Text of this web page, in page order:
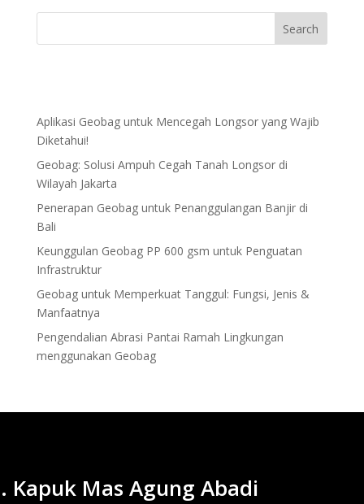
Aplikasi Geobag untuk Mencegah Longsor yang Wajib
Diketahui!
Geobag: Solusi Ampuh Cegah Tanah Longsor di
Wilayah Jakarta
Penerapan Geobag untuk Penanggulangan Banjir di
Bali
Keunggulan Geobag PP 600 gsm untuk Penguatan
Infrastruktur
Geobag untuk Memperkuat Tanggul: Fungsi, Jenis &
Manfaatnya
Pengendalian Abrasi Pantai Ramah Lingkungan
menggunakan Geobag
Kapuk Mas Agung Abadi